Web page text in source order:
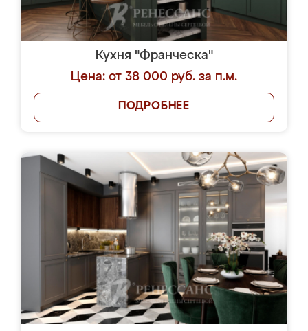
Кухня "Франческа"
Цена: от 38 000 руб. за п.м.
ПОДРОБНЕЕ